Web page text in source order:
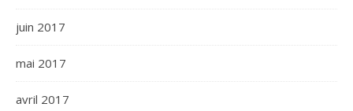
juin 2017
mai 2017
avril 2017